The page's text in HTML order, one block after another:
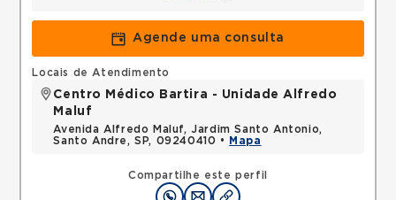
Agende uma consulta
Compartilhe este perfil
Locais de Atendimento
Centro Médico Bartira - Unidade Alfredo
Maluf
Avenida Alfredo Maluf, Jardim Santo Antonio,
Santo Andre, SP, 09240410 •
Mapa